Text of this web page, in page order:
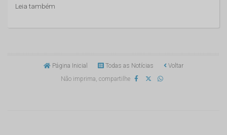
Leia também
Página Inicial Todas as Notícias
Voltar
Não imprima, compartilhe